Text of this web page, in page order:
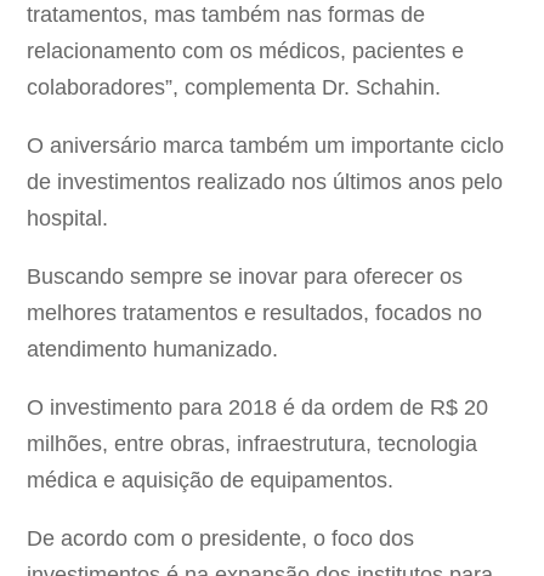
tratamentos, mas também nas formas de
relacionamento com os médicos, pacientes e
colaboradores”, complementa Dr. Schahin.
O aniversário marca também um importante ciclo
de investimentos realizado nos últimos anos pelo
hospital.
Buscando sempre se inovar para oferecer os
melhores tratamentos e resultados, focados no
atendimento humanizado.
O investimento para 2018 é da ordem de R$ 20
milhões, entre obras, infraestrutura, tecnologia
médica e aquisição de equipamentos.
De acordo com o presidente, o foco dos